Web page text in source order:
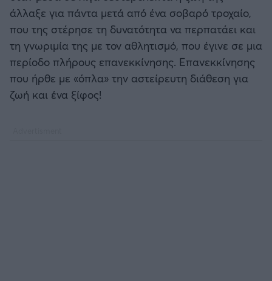
άλλαξε για πάντα μετά από ένα σοβαρό τροχαίο,
που της στέρησε τη δυνατότητα να περπατάει και
τη γνωριμία της με τον αθλητισμό, που έγινε σε μια
περίοδο πλήρους επανεκκίνησης. Επανεκκίνησης
που ήρθε με «όπλα» την αστείρευτη διάθεση για
ζωή και ένα ξίφος!